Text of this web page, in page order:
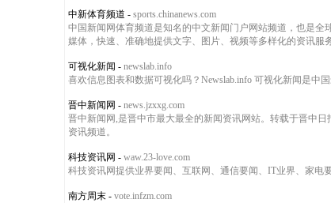
中新体育频道 - sports.chinanews.com
中国新闻网体育频道是知名的中文新闻门户网站频道，也是
媒体，快速、准确地提供文字、图片、视频等多样化的资讯服
可视化新闻 - newslab.info
喜欢信息图表和数据可视化吗？Newslab.info 可视化新闻是中
晋中新闻网 - news.jzxxg.com
晋中新闻网,是晋中市最大最全的新闻资讯网站。转载于晋中
资讯频道。
科技资讯网 - waw.23-love.com
科技资讯网提供业界要闻、互联网、通信要闻、IT业界、家电
南方周末 - vote.infzm.com